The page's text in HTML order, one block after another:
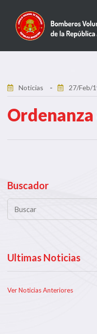
Noticias 27/Feb/
Buscador
Ultimas Noticias
Ver Noticias Anteriores